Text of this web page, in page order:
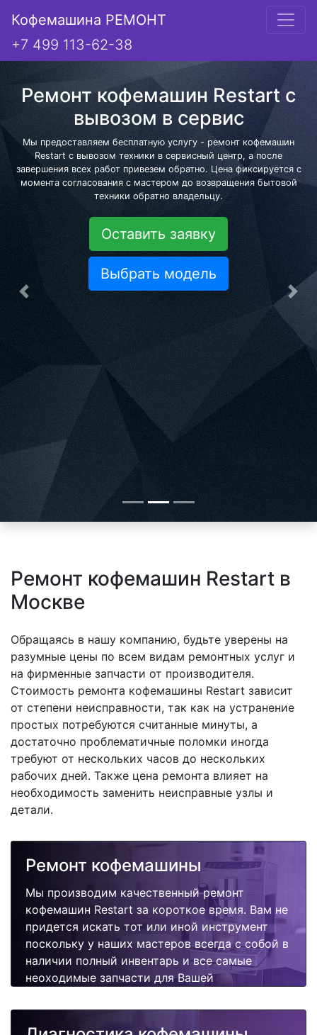
Кофемашина РЕМОНТ
+7 499 113-62-38
Ремонт кофемашин Restart с
вывозом в сервис
Мы предоставляем бесплатную услугу - ремонт кофемашин
Restart с вывозом техники в сервисный центр, а после
завершения всех работ привезем обратно. Цена фиксируется с
момента согласования с мастером до возвращения бытовой
техники обратно владельцу.
Оставить заявку
Выбрать модель
Предыдущая
Ремонт кофемашин Restart в
Москве
Обращаясь в нашу компанию, будьте уверены на
разумные цены по всем видам ремонтных услуг и
на фирменные запчасти от производителя.
Стоимость ремонта кофемашины Restart зависит
от степени неисправности, так как на устранение
простых потребуются считанные минуты, а
достаточно проблематичные поломки иногда
требуют от нескольких часов до нескольких
рабочих дней. Также цена ремонта влияет на
необходимость заменить неисправные узлы и
детали.
Ремонт кофемашины
Мы производим качественный ремонт
кофемашин Restart за короткое время. Вам не
придется искать тот или иной инструмент
поскольку у наших мастеров всегда с собой в
наличии полный инвентарь и все самые
неоходимые запчасти для Вашей
качественно и недорого.